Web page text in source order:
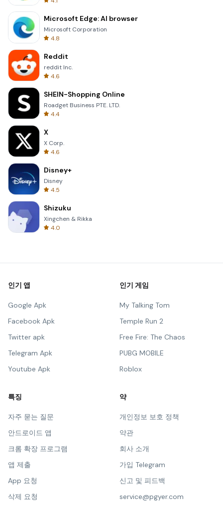
Microsoft Edge: AI browser
Microsoft Corporation
4.8
Reddit
reddit Inc.
4.6
SHEIN-Shopping Online
Roadget Business PTE. LTD.
4.4
X
X Corp.
4.6
Disney+
Disney
4.5
Shizuku
Xingchen & Rikka
4.0
인기 앱
Google Apk
Facebook Apk
Twitter apk
Telegram Apk
Youtube Apk
인기 게임
My Talking Tom
Temple Run 2
Free Fire: The Chaos
PUBG MOBILE
Roblox
특징
자주 묻는 질문
안드로이드 앱
크롬 확장 프로그램
앱 제출
App 요청
삭제 요청
약
개인정보 보호 정책
약관
회사 소개
가입 Telegram
신고 및 피드백
service@pgyer.com